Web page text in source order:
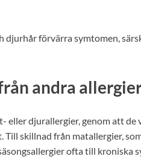
djurhår förvärra symtomen,
andra
eller djurallergier, genom att
skillnad från matallergier,
ofta till kroniska